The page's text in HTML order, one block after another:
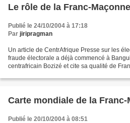
Le rôle de la Franc-
Publié le 24/10/2004 à 17:18
Par jiripragman
Un article de CentrAfrique Presse sur les
fraude électorale a déjà commencé à
centrafricain Bozizé et cite sa qualité de
Carte mondiale de la Franc-
Publié le 20/10/2004 à 08:51